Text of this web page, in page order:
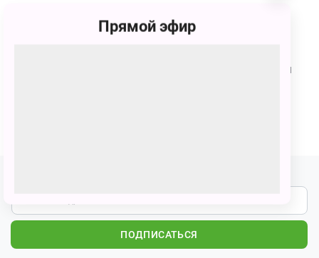
Анастасия Михайловна Прощай
Умка желаю тебе всего самого наилучшего с новым
ПОДПИСАТЬСЯ
Прямой эфир